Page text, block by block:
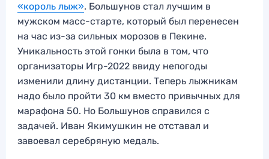
«король лыж». Большунов стал лучшим в
мужском масс-старте, который был перенесен
на час из-за сильных морозов в Пекине.
Уникальность этой гонки была в том, что
организаторы Игр-2022 ввиду непогоды
изменили длину дистанции. Теперь лыжникам
надо было пройти 30 км вместо привычных для
марафона 50. Но Большунов справился с
задачей. Иван Якимушкин не отставал и
завоевал серебряную медаль.